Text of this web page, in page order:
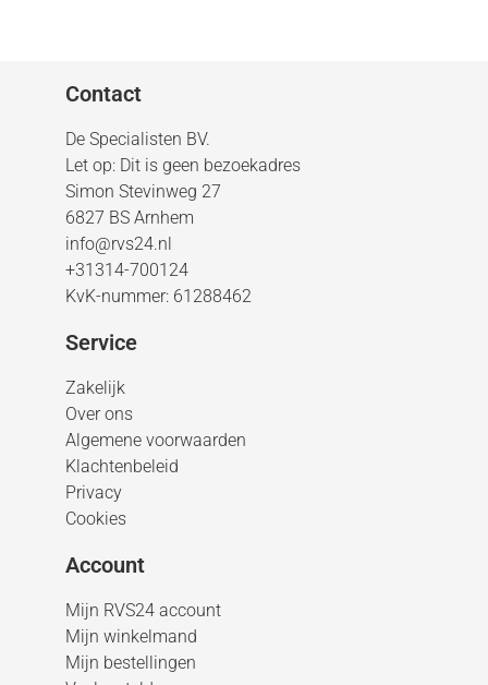
Contact
De Specialisten BV.
Let op: Dit is geen bezoekadres
Simon Stevinweg 27
6827 BS Arnhem
info@rvs24.nl
+31314-700124
KvK-nummer: 61288462
Service
Zakelijk
Over ons
Algemene voorwaarden
Klachtenbeleid
Privacy
Cookies
Account
Mijn RVS24 account
Mijn winkelmand
Mijn bestellingen